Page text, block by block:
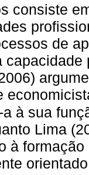
consiste
de
à sua
Lima
à